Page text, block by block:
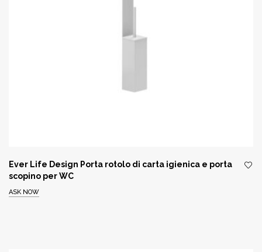
Ever Life Design Porta rotolo di carta igienica e porta
scopino per WC
ASK NOW